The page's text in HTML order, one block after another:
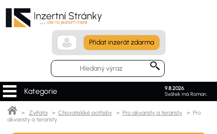
Přidat inzerát zdarma
9.8.2026.
Svátek má Roman.
Kategorie
> Zvířata > Chovatelské potřeby > Pro akvaristy a teraristy > Pro
akvaristy a teraristy